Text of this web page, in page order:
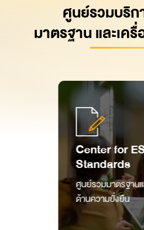
ศูนย์รวมบริก
มาตรฐานและเค
Center for
Standards
ศูนย์รวมมาตรฐาน
ด้านความยั่งยืน